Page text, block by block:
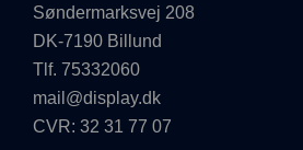
Søndermarksvej 208
DK-7190 Billund
Tlf. 75332060
mail@display.dk
CVR: 32 31 77 07